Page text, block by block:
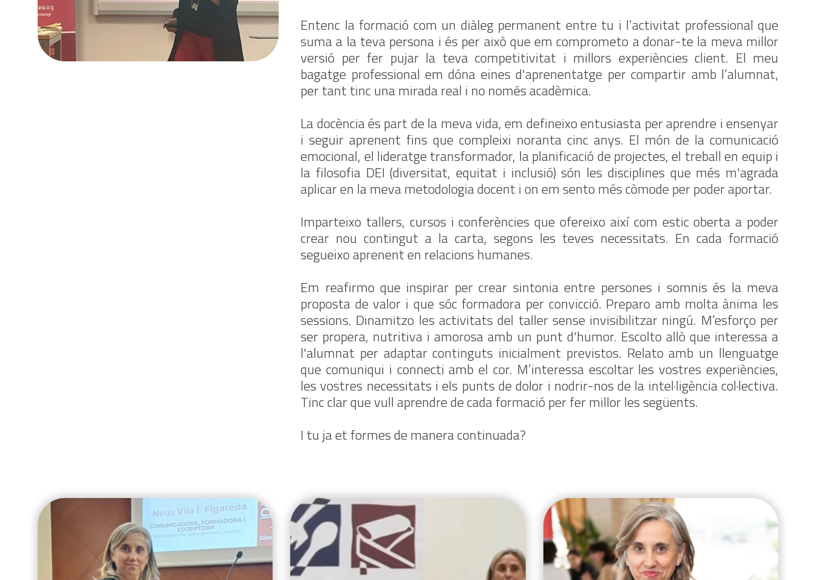
Entenc la formació com un diàleg permanent entre tu i l’activitat professional que
suma a la teva persona i és per això que em comprometo a donar-te la meva millor
versió per fer pujar la teva competitivitat i millors experiències client. El meu
bagatge professional em dóna eines d'aprenentatge per compartir amb l’alumnat,
per tant tinc una mirada real i no només acadèmica.
La docència és part de la meva vida, em defineixo entusiasta per aprendre i ensenyar
i seguir aprenent fins que compleixi noranta cinc anys. El món de la comunicació
emocional, el lideratge transformador, la planificació de projectes, el treball en equip i
la filosofia DEI (diversitat, equitat i inclusió) són les disciplines que més m'agrada
aplicar en la meva metodologia docent i on em sento més còmode per poder aportar.
Imparteixo tallers, cursos i conferències que ofereixo així com estic oberta a poder
crear nou contingut a la carta, segons les teves necessitats. En cada formació
segueixo aprenent en relacions humanes.
Em reafirmo que inspirar per crear sintonia entre persones i somnis és la meva
proposta de valor i que sóc formadora per convicció. Preparo amb molta ànima les
sessions. Dinamitzo les activitats del taller sense invisibilitzar ningú. M’esforço per
ser propera, nutritiva i amorosa amb un punt d'humor. Escolto allò que interessa a
l'alumnat per adaptar continguts inicialment previstos. Relato amb un llenguatge
que comuniqui i connecti amb el cor. M’interessa escoltar les vostres experiències,
les vostres necessitats i els punts de dolor i nodrir-nos de la intel·ligència col·lectiva.
Tinc clar que vull aprendre de cada formació per fer millor les següents.
I tu ja et formes de manera continuada?